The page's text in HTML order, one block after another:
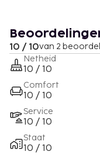
10 / 10van 2
Netheid
10 / 10
Comfort
10 / 10
Service
10 / 10
Staat
10 / 10